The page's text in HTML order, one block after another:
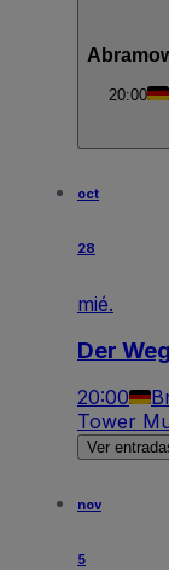
20:00
oct
28
mié.
Der
20:00
Tower
Ver
nov
5